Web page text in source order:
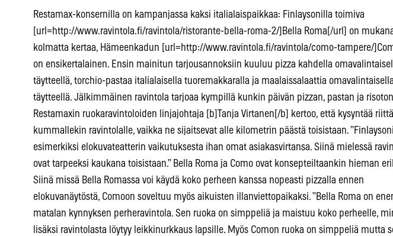
Restamax-konsernilla on kampanjassa kaksi italialaispaikkaa: Finlaysonilla toimiva
[url=http://www.ravintola.fi/ravintola/ristorante-bella-roma-2/]Bella Roma[/url] on
kolmatta kertaa, Hämeenkadun [url=http://www.ravintola.fi/ravintola/como-tampere/
on ensikertalainen. Ensin mainitun tarjousannoksiin kuuluu pizza kahdella
täytteellä, torchio-pastaa italialaisella tuoremakkaralla ja maalaissalaattia omavalintaisella
täytteellä. Jälkimmäinen ravintola tarjoaa kympillä kunkin päivän pizzan, pastan ja
Restamaxin ruokaravintoloiden linjajohtaja [b]Tanja Virtanen[/b] kertoo, että kysyntää
kummallekin ravintolalle, vaikka ne sijaitsevat alle kilometrin päästä toisistaan.
esimerkiksi elokuvateatterin vaikutuksesta ihan omat asiakasvirtansa. Siinä mielessä
ovat tarpeeksi kaukana toisistaan.” Bella Roma ja Como ovat konsepteiltaankin hieman
Siinä missä Bella Romassa voi käydä koko perheen kanssa nopeasti pizzalla ennen
elokuvanäytöstä, Comoon soveltuu myös aikuisten illanviettopaikaksi. ”Bella Roma on
matalan kynnyksen perheravintola. Sen ruoka on simppeliä ja maistuu koko perheelle,
lisäksi ravintolasta löytyy leikkinurkkaus lapsille. Myös Comon ruoka on simppeliä mutta